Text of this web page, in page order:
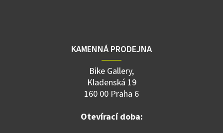
KAMENNÁ PRODEJNA
Bike Gallery,
Kladenská 19
160 00 Praha 6
Otevírací doba: